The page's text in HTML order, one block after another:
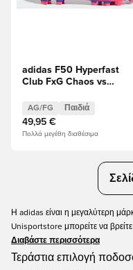
adidas F50 Hyperfast
Club FxG Chaos vs
AG/FG Παιδιά
49,95 €
Πολλά μεγέθη διαθέσιμα
Η adidas είναι η μεγαλύτερη
Unisportstore μπορείτε να
ποδοσφαιρικών μπότες adidas.
μοντέλα που έχετε γνωρίσει:
Διαβάστε περισσότερα
Τεράστια επιλογή